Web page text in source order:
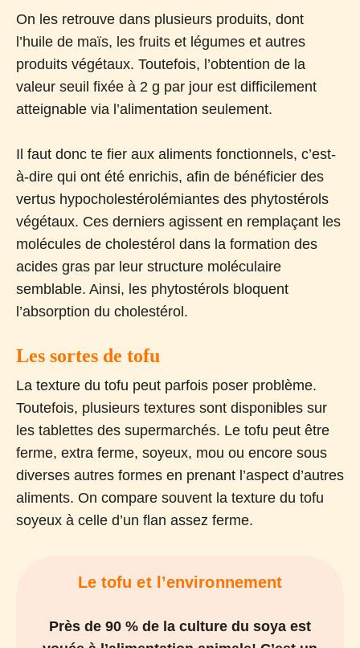
On les retrouve dans plusieurs produits, dont
l’huile de maïs, les fruits et légumes et autres
produits végétaux. Toutefois, l’obtention de la
valeur seuil fixée à 2 g par jour est difficilement
atteignable via l’alimentation seulement.
Il faut donc te fier aux aliments fonctionnels, c’est-
à-dire qui ont été enrichis, afin de bénéficier des
vertus hypocholestérolémiantes des phytostérols
végétaux. Ces derniers agissent en remplaçant les
molécules de cholestérol dans la formation des
acides gras par leur structure moléculaire
semblable. Ainsi, les phytostérols bloquent
l’absorption du cholestérol.
Les sortes de tofu
La texture du tofu peut parfois poser problème.
Toutefois, plusieurs textures sont disponibles sur
les tablettes des supermarchés. Le tofu peut être
ferme, extra ferme, soyeux, mou ou encore sous
diverses autres formes en prenant l’aspect d’autres
aliments. On compare souvent la texture du tofu
soyeux à celle d’un flan assez ferme.
Le tofu et l’environnement
Près de 90 % de la culture du soya est